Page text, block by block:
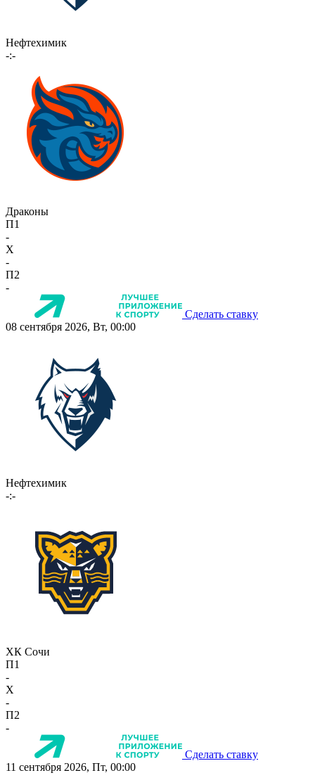
Нефтехимик
-:-
Драконы
П1
-
X
-
П2
-
Сделать ставку
08 сентября 2026, Вт, 00:00
Нефтехимик
-:-
ХК Сочи
П1
-
X
-
П2
-
Сделать ставку
11 сентября 2026, Пт, 00:00